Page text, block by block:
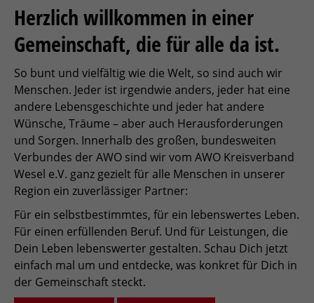
Herzlich willkommen in einer
Gemeinschaft, die für alle da ist.
So bunt und vielfältig wie die Welt, so sind auch wir
Menschen. Jeder ist irgendwie anders, jeder hat eine
andere Lebensgeschichte und jeder hat andere
Wünsche, Träume – aber auch Herausforderungen
und Sorgen. Innerhalb des großen, bundesweiten
Verbundes der AWO sind wir vom AWO Kreisverband
Wesel e.V. ganz gezielt für alle Menschen in unserer
Region ein zuverlässiger Partner:
Für ein selbstbestimmtes, für ein lebenswertes Leben.
Für einen erfüllenden Beruf. Und für Leistungen, die
Dein Leben lebenswerter gestalten. Schau Dich jetzt
einfach mal um und entdecke, was konkret für Dich in
der Gemeinschaft steckt.